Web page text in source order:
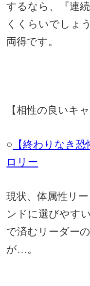
するなら、『連
くくらいでしょ
両得です。
【相性の良いキ
○
【終わりなき
ロリー
現状、体属性リ
ンドに選びやす
で済むリーダー
が…。